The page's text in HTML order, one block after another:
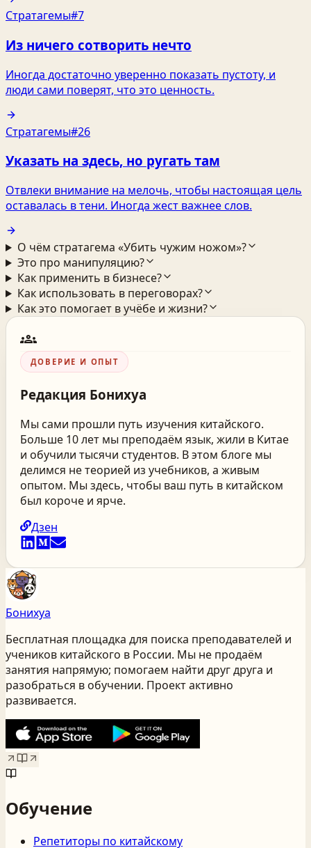
Стратагемы#7
Из ничего сотворить нечто
Иногда достаточно уверенно показать пустоту, и
люди сами поверят, что это ценность.
Стратагемы#26
Указать на здесь, но ругать там
Отвлеки внимание на мелочь, чтобы настоящая цель
оставалась в тени. Иногда жест важнее слов.
О чём стратагема «Убить чужим ножом»?
Это про манипуляцию?
Как применить в бизнесе?
Как использовать в переговорах?
Как это помогает в учёбе и жизни?
groups
ДОВЕРИЕ И ОПЫТ
Редакция Бонихуа
Мы сами прошли путь изучения китайского.
Больше 10 лет мы преподаём язык, жили в Китае
и обучили тысячи студентов. В этом блоге мы
делимся не теорией из учебников, а живым
опытом. Мы здесь, чтобы ваш путь в китайском
был короче и ярче.
Дзен
Бонихуа
Бесплатная площадка для поиска преподавателей и
учеников китайского в России. Мы не продаём
занятия напрямую; помогаем найти друг друга и
разобраться в обучении. Проект активно
развивается.
Обучение
Репетиторы по китайскому